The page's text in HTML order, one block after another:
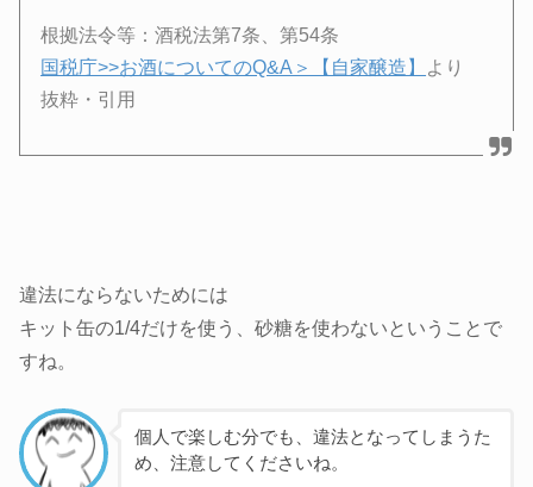
根拠法令等：酒税法第7条、第54条
国税庁>>お酒についてのQ&A＞【自家醸造】
より
抜粋・引用
違法にならないためには
キット缶の1/4だけを使う、砂糖を使わないということで
すね。
個人で楽しむ分でも、違法となってしまうた
め、注意してくださいね。